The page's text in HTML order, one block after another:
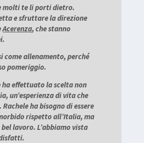
molti te li porti dietro.
e sfruttare la direzione
Acerenza, che stanno
come allenamento, perché
pomeriggio.
ha effettuato la scelta non
un’esperienza di vita che
ha bisogno di essere
rispetto all’Italia, ma
lavoro. L’abbiamo vista